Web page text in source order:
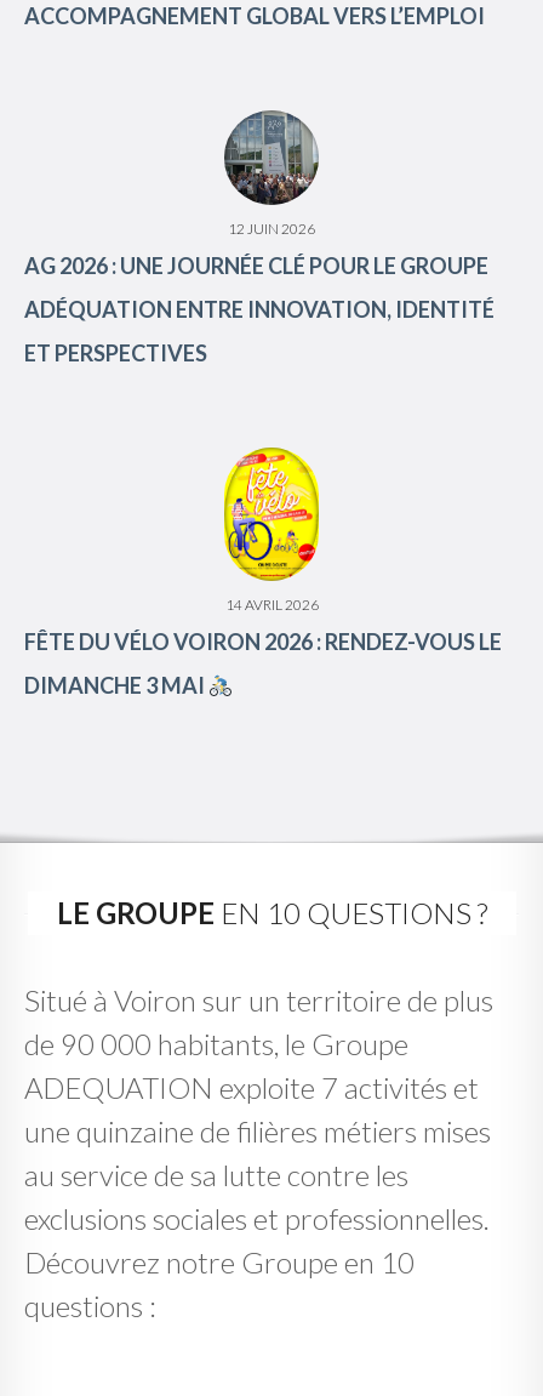
ACCOMPAGNEMENT GLOBAL VERS L’EMPLOI
12 JUIN 2026
AG 2026 : UNE JOURNÉE CLÉ POUR LE GROUPE
ADÉQUATION ENTRE INNOVATION, IDENTITÉ
ET PERSPECTIVES
14 AVRIL 2026
FÊTE DU VÉLO VOIRON 2026 : RENDEZ-VOUS LE
DIMANCHE 3 MAI
LE GROUPE EN 10 QUESTIONS ?
Situé à Voiron sur un territoire de plus
de 90 000 habitants, le Groupe
ADEQUATION exploite 7 activités et
une quinzaine de filières métiers mises
au service de sa lutte contre les
exclusions sociales et professionnelles.
Découvrez notre Groupe en 10
questions :